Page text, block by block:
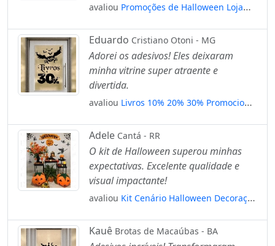
avaliou Promoções de Halloween Loja
Halloween Mod:146
Eduardo Cristiano Otoni - MG
Adorei os adesivos! Eles deixaram
minha vitrine super atraente e
divertida.
avaliou Livros 10% 20% 30% Promocional
Mod:167
Adele Cantá - RR
O kit de Halloween superou minhas
expectativas. Excelente qualidade e
visual impactante!
avaliou Kit Cenário Halloween Decoração
Kauê Brotas de Macaúbas - BA